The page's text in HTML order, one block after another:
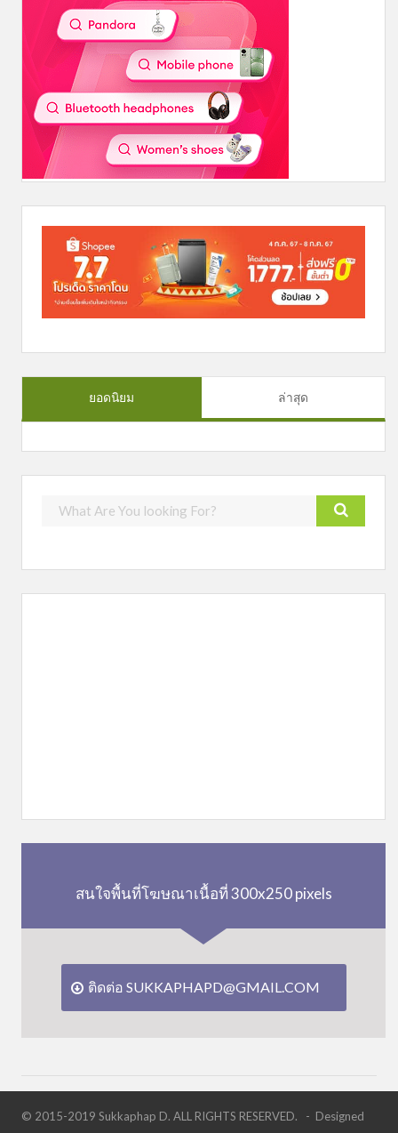
ยอดนิยม ล่าสุด
สนใจพื้นที่โฆษณาเนื้อที่ 300x250 pixels
ติดต่อ SUKKAPHAPD@GMAIL.COM
© 2015-2019 Sukkaphap D. ALL RIGHTS RESERVED. - Designed